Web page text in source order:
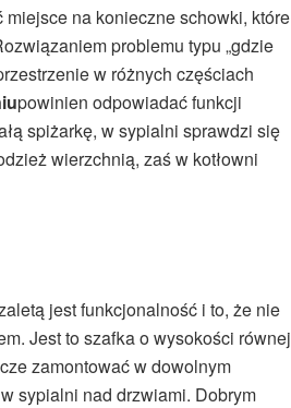
na konieczne schowki, które
problemu typu „gdzie
w różnych częściach
powinien odpowiadać funkcji
spiżarkę, w sypialni sprawdzi się
wierzchnią, zaś w kotłowni
jest funkcjonalność i to, że nie
Jest to szafka o wysokości równej
zamontować w dowolnym
sypialni nad drzwiami. Dobrym